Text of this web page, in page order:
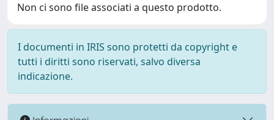
Non ci sono file associati a questo prodotto.
I documenti in IRIS sono protetti da copyright e
tutti i diritti sono riservati, salvo diversa
indicazione.